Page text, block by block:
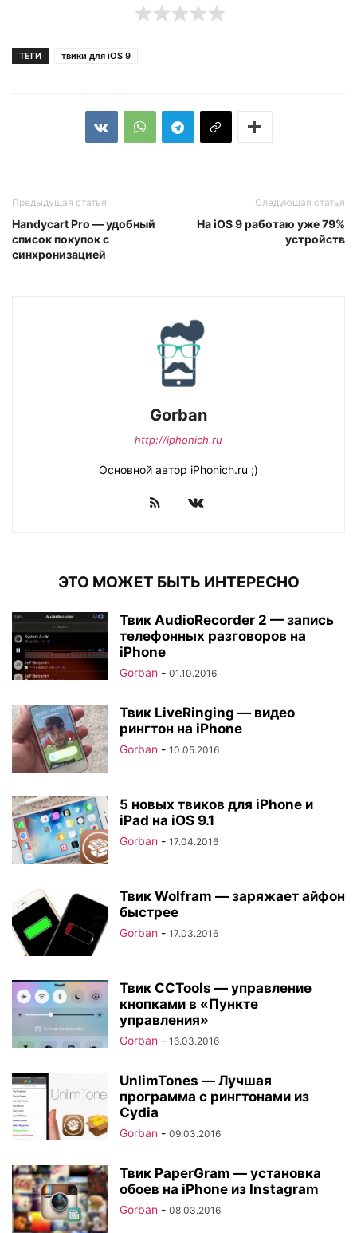
ТЕГИ твики для iOS 9
Предыдущая статья
Handycart Pro — удобный
список покупок с
синхронизацией
Следующая статья
На iOS 9 работаю уже 79%
устройств
Gorban
http://iphonich.ru
Основной автор iPhonich.ru ;)
ЭТО МОЖЕТ БЫТЬ ИНТЕРЕСНО
Твик AudioRecorder 2 — запись
телефонных разговоров на
iPhone
Gorban - 01.10.2016
Твик LiveRinging — видео
рингтон на iPhone
Gorban - 10.05.2016
5 новых твиков для iPhone и
iPad на iOS 9.1
Gorban - 17.04.2016
Твик Wolfram — заряжает айфон
быстрее
Gorban - 17.03.2016
Твик CCTools — управление
кнопками в «Пункте
управления»
Gorban - 16.03.2016
UnlimTones — Лучшая
программа с рингтонами из
Cydia
Gorban - 09.03.2016
Твик PaperGram — установка
обоев на iPhone из Instagram
Gorban - 08.03.2016